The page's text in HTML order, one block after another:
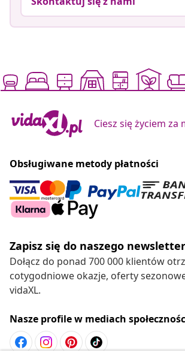
Ciesz się życiem za
Obsługiwane metody płatności
Zapisz się do naszego
Dołącz do ponad 700 000 klientów
cotygodniowe okazje, oferty
vidaXL.
Nasze profile w mediach